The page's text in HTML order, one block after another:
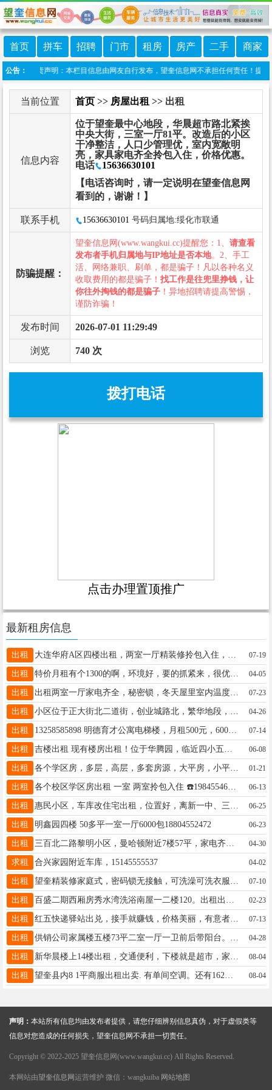
首页 拼车 招聘 门市 租房 房产 二手 商家
公告：
息港 免责声明：本栏目信息由网友自行发布，望奎信息网不承担任何责任！提高
当前位置 首页 >> 房屋出租 >> 出租
信息内容
位于望奎最中心地段，华晨超市路北紧挨
中央大街，三室一厅81平。改造后的小区
干净整洁，人口少管理优，室内宽敞明
亮，家具家电齐全拎包入住，价格优惠。
电话
15636630101
【电话咨询时，请一定说明在望奎信息网
看到的，谢谢！】
联系手机 15636630101 号码归属地:绥化市联通
防骗提醒：
望奎信息网(www.wangkui.cc)提醒您：1、 请查看
发布者手机归属地与IP地址是否本地。2、手工
活、网络兼职、刷单，都是骗子！凡以各种名义
收取费用的都是骗子！ 找工作是往兜里挣钱，让
你往外掏钱的都是骗子 ！异地招聘请提高警惕，
谨防诈骗！
发布时间 2026-07-01 11:29:49
浏览 740 次
拨打电话
点击办理置顶推广
最新租房信息
出租 07-19
出租 特价月租有个1300的啊，环境好，要的抓紧来，很优惠的15665011314 04-05
出租 出租两室一厅家电齐全，秘密锁，冬天屋里室内温度27度邻近三小四中，职高，到正街5分钟 交通便利，电话，18746527872自己家的房子，请各位好友帮忙转发[抱拳][抱拳][抱拳] 07-23
出租 04-26
出租 13258585898 明德育才公寓电梯楼，月租500元，600元 可半年租，一年租，包括取暖费物业费 07-14
出租 06-08
出租 各个学区房，多层，高层，多套房源，大平房，小平房，一室一厅，两室一厅，☎️13349354756 01-21
出租 各个校区学区房出租 一室 两室拎包入住 ☎️19845546067 06-13
出租 06-25
出租 明鑫园四楼 50多平一室一厅6000包18804552472 06-23
出租 04-30
求租 合兴家园附近车库，15145555537 04-02
出租 07-10
出租 02-23
出租 红五快递驿站出兑，接手就赚钱，价格美丽，有意者联系电话15046606555 家人们帮忙转发谢谢?????? 07-13
出租 04-28
出租 08-04
出租 08-04
声明： 本站所有信息均由发布者提供，请您仔细辨别信息真伪，对于虚假类等
信息对您造成的任何损失，望奎信息网不承担一切责任。
Copyright © 2022-2025 望奎信息网(www.wangkui.cc) All Rights Reserved.
本网站由望奎信息网 运营维护 微信：wangkuiba 网站地图